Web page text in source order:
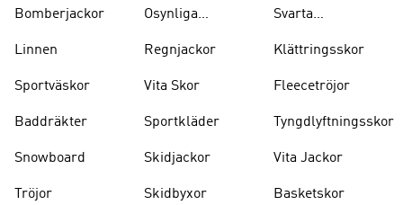
Bomberjackor
Linnen
Sportväskor
Baddräkter
Snowboard
Tröjor
Osynliga
Regnjackor
Vita Skor
Sportkläder
Skidjackor
Skidbyxor
Svarta
Klättringsskor
Fleecetröjor
Tyngdlyftningsskor
Vita Jackor
Basketskor